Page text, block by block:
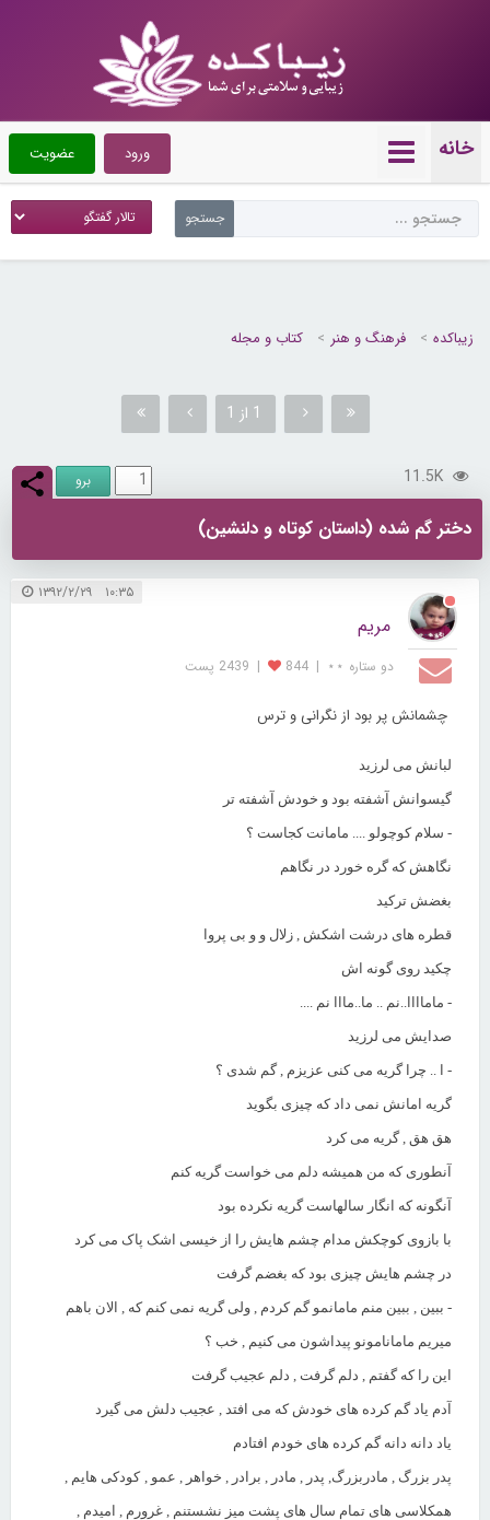
خانه عضویت ورود
زیباکده فرهنگ و هنر کتاب و مجله
1 از 1
11.5K
دختر گم شده (داستان کوتاه و دلنشین)
۱۰:۳۵ ۱۳۹۲/۲/۲۹
مریم
دو ستاره ⋆⋆ |
844
| 2439 پست
چشمانش پر بود از نگرانی و ترس
لبانش می لرزید
گیسوانش آشفته بود و خودش آشفته تر
- سلام کوچولو .... مامانت کجاست ؟
نگاهش که گره خورد در نگاهم
بغضش ترکید
قطره های درشت اشکش , زلال و و بی پروا
چکید روی گونه اش
- ماماااا..نم .. ما..مااا نم ....
صدایش می لرزید
- ا .. چرا گریه می کنی عزیزم , گم شدی ؟
گریه امانش نمی داد که چیزی بگوید
هق هق , گریه می کرد
آنطوری که من همیشه دلم می خواست گریه کنم
آنگونه که انگار سالهاست گریه نکرده بود
با بازوی کوچکش مدام چشم هایش را از خیسی اشک پاک می کرد
در چشم هایش چیزی بود که بغضم گرفت
- ببین , ببین منم مامانمو گم کردم , ولی گریه نمی کنم که , الان باهم
میریم مامانامونو پیداشون می کنیم , خب ؟
این را که گفتم , دلم گرفت , دلم عجیب گرفت
آدم یاد گم کرده های خودش که می افتد , عجیب دلش می گیرد
یاد دانه دانه گم کرده های خودم افتادم
پدر بزرگ , مادربزرگ, پدر , مادر , برادر , خواهر , عمو , کودکی هایم ,
همکلاسی های تمام سال های پشت میز نشستنم , غرورم , امیدم ,